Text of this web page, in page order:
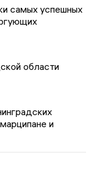
самых успешных
области
и